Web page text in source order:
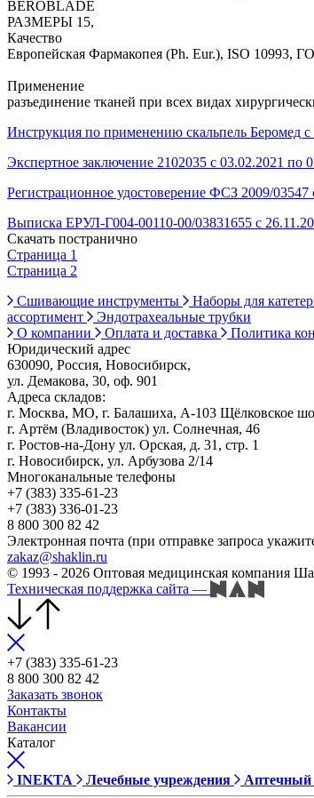
BEROBLADE
РАЗМЕРЫ 15,
Качество
Европейская Фармакопея (Ph. Eur.), ISO 10993,
Применение
разъединение тканей при всех видах
Инструкция по применению скальпель Беромед с
Экспертное заключение 2102035 с 03.02.2021 по
Регистрационное удостоверение ФСЗ 2009/03547
Выписка ЕРУЛ-Г004-00110-00/03831655 с
Скачать постранично
Страница 1
Страница 2
Сшивающие инструменты
Наборы для
ассортимент
Эндотрахеальные трубки
О компании
Оплата и доставка Политика
Юридический адрес
630090, Россия, Новосибирск,
ул. Демакова, 30, оф. 901
Адреса складов:
г. Москва, МО, г. Балашиха, А-103 Щёлковское
г. Артём (Владивосток) ул. Солнечная, 46
г. Ростов-на-Дону ул. Орская, д. 31, стр. 1
г. Новосибирск, ул. Арбузова 2/14
Многоканальные телефоны
+7 (383) 335-61-23
+7 (383) 336-01-23
8 800 300 82 42
Электронная почта (при отправке запроса
zakaz@shaklin.ru
© 1993 - 2026 Оптовая медицинская компания
Техническая поддержка сайта —
+7 (383) 335-61-23
8 800 300 82 42
Заказать звонок
Контакты
Вакансии
Каталог
INEKTA Лечебные учреждения Аптечный